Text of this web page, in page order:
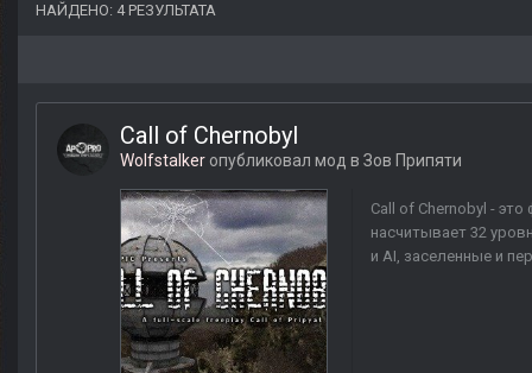
НАЙДЕНО: 4 РЕЗУЛЬТАТА
Call of Chernobyl
Wolfstalker опубликовал мод в Зов Припяти
Call of Chernobyl -
насчитывает 32
и AI, заселенные и